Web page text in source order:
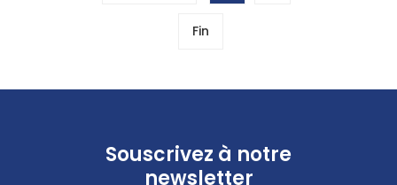
Fin
Souscrivez à notre
newsletter